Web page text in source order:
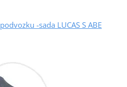
-sada LUCAS S ABE